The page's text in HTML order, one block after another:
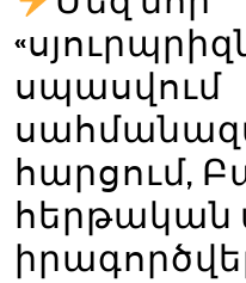
սպասվում
հարցում,
հերթական